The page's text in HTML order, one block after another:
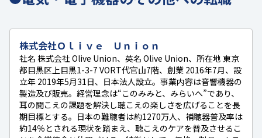
株式会社Ｏｌｉｖｅ Ｕｎｉｏｎ
社名 株式会社 Olive Union、英名 Olive Union、所在地 東京
都目黒区上目黒1-3-7 VORT代官山7階、創業 2016年7月、設
立年 2019年5月31日、日本法人設立。事業内容は音響機器の
製造及び販売。経営理念は“このみみと、みらいへ”であり、
耳の聞こえの課題を解決し聴こえの楽しさを広げることを長
期目標とする。日本の難聴者は約1270万人、補聴器普及率は
約14％とされる現状を踏まえ、聴こえのケアを普及させるこ